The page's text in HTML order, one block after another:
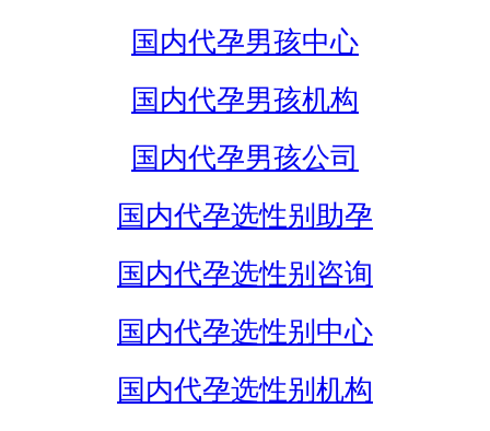
国内代孕男孩中心
国内代孕男孩机构
国内代孕男孩公司
国内代孕选性别助孕
国内代孕选性别咨询
国内代孕选性别中心
国内代孕选性别机构